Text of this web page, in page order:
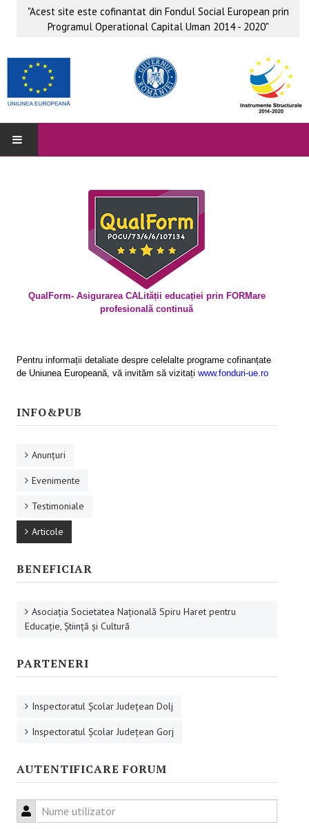
"Acest site este cofinantat din Fondul Social European prin
Programul Operational Capital Uman 2014 - 2020"
Beneficii
Activităţile proiectului
Rezultatele proiectului
INFO & PUB
Articole
Afişe
CAMPANIE ONLINE
Educație incluzivă
Management instituțional
BUNE PRACTICI
Educaţie incluzivă
Capacitate instituţională
QualForm- Asigurarea CALității educației prin FORMare
profesională continuă
Pentru informații detaliate despre celelalte programe cofinanțate
de Uniunea Europeană, vă invităm să vizitați www.fonduri-ue.ro
INFO&PUB
Anunţuri
Evenimente
Testimoniale
Articole
BENEFICIAR
Asociaţia Societatea Naţională Spiru Haret pentru
Educaţie, Ştiinţă şi Cultură
PARTENERI
Inspectoratul Şcolar Judeţean Dolj
Inspectoratul Şcolar Judeţean Gorj
AUTENTIFICARE FORUM
Nume utilizator